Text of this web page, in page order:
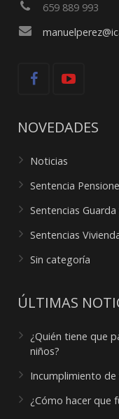
659 889 993
NOVEDADES
Noticias
Sentencia
Sentencias
Sentencias
Sin categoría
ÚLTIMAS
¿Quién tiene que
niños?
Incumplimiento de
¿Cómo hacer que